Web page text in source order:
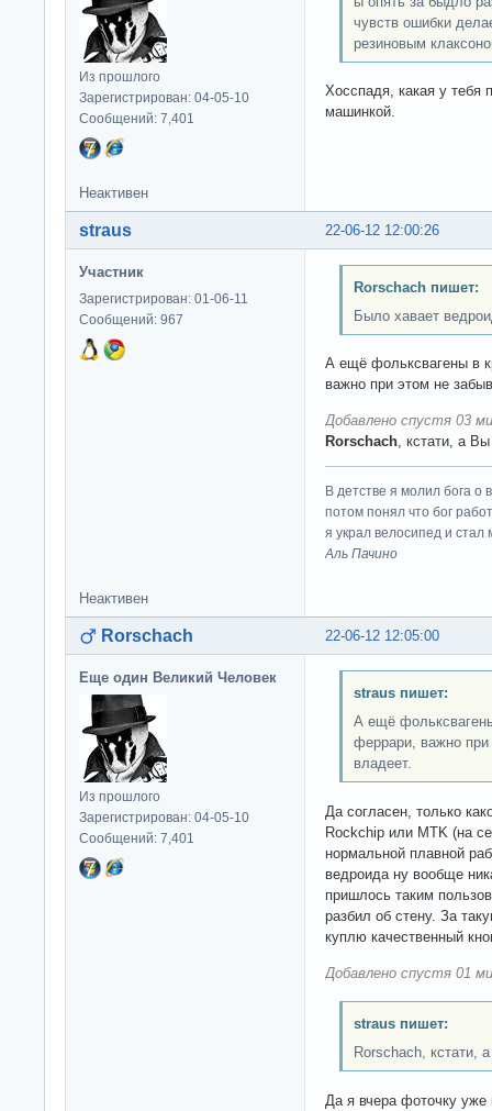
Из прошлого
Зарегистрирован: 04-05-10
Сообщений: 7,401
чувств ошибки
резиновым
Хосспадя, какая у тебя
машинкой.
Неактивен
22-06-12 12:00:26
straus
Участник
Зарегистрирован: 01-06-11
Сообщений: 967
Rorschach пишет:
Было хавает
А ещё фольксвагены в
важно при этом не
Добавлено спустя 03
Rorschach, кстати, а
В детстве я молил бога о
потом понял что бог
я украл велосипед и стал
Аль Пачино
Неактивен
22-06-12 12:05:00
Rorschach
Еще один Великий Человек
Из прошлого
Зарегистрирован: 04-05-10
Сообщений: 7,401
straus пишет:
А ещё
феррари, важно при
владеет.
Да согласен, только
Rockchip или MTK (на
нормальной плавной
ведроида ну вообще
пришлось таким
разбил об стену. За
куплю качественный
Добавлено спустя 01
straus пишет:
Rorschach, кстати,
Да я вчера фоточку